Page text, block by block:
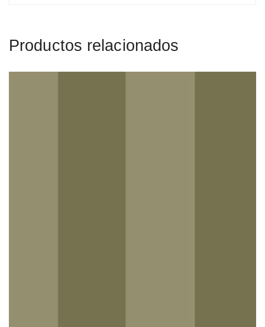
Productos relacionados